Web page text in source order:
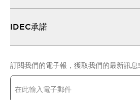
IDEC承諾
訂閱我們的電子報，獲取我們的最新訊息!